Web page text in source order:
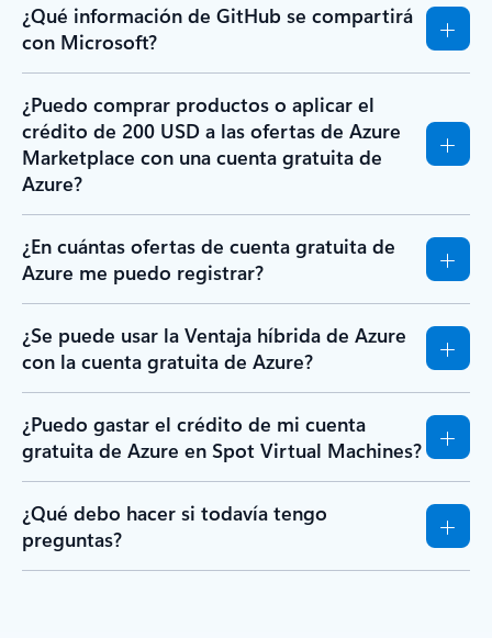
¿Qué información de GitHub se compartirá
con Microsoft?
¿Puedo comprar productos o aplicar el
crédito de 200 USD a las ofertas de Azure
Marketplace con una cuenta gratuita de
Azure?
¿En cuántas ofertas de cuenta gratuita de
Azure me puedo registrar?
¿Se puede usar la Ventaja híbrida de Azure
con la cuenta gratuita de Azure?
¿Puedo gastar el crédito de mi cuenta
gratuita de Azure en Spot Virtual Machines?
¿Qué debo hacer si todavía tengo
preguntas?